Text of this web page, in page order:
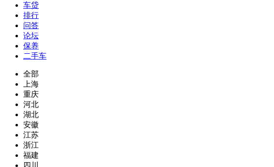
车贷
排行
问答
论坛
保养
二手车
全部
上海
重庆
河北
湖北
安徽
江苏
浙江
福建
四川